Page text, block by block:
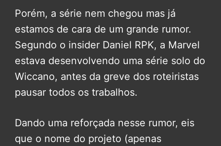
Porém, a série nem chegou mas já
estamos de cara de um grande rumor.
Segundo o insider Daniel RPK, a Marvel
estava desenvolvendo uma série solo do
Wiccano, antes da greve dos roteiristas
pausar todos os trabalhos.
Dando uma reforçada nesse rumor, eis
que o nome do projeto (apenas